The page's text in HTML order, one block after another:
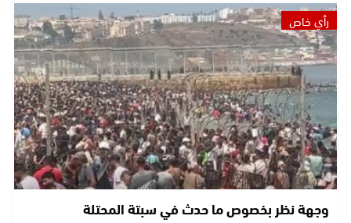
رأي خاص
وجهة نظر بخصوص ما حدث في سبتة المحتلة